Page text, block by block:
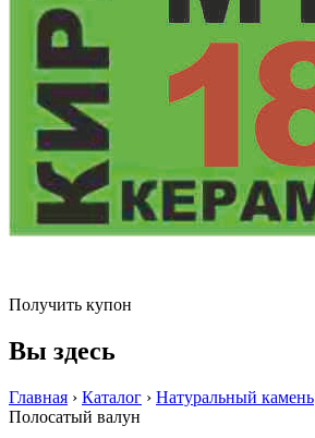
Получить купон
Вы здесь
Главная › Каталог › Натуральный камень
Полосатый валун